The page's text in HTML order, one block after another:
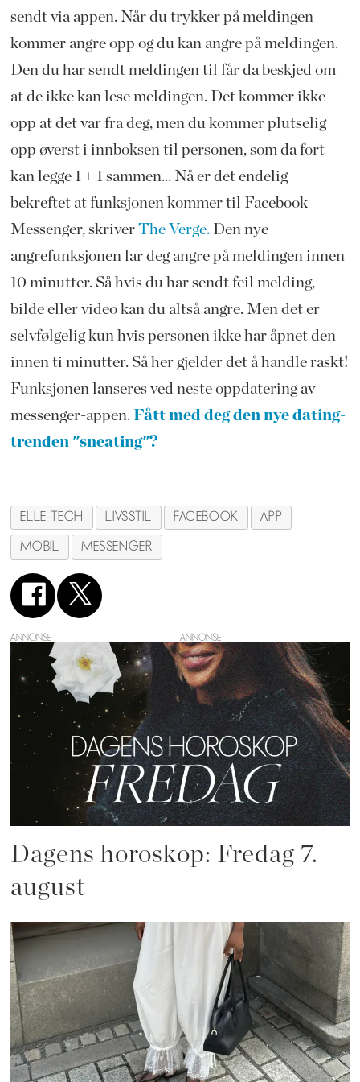
sendt via appen. Når du trykker på meldingen
kommer angre opp og du kan angre på meldingen.
Den du har sendt meldingen til får da beskjed om
at de ikke kan lese meldingen. Det kommer ikke
opp at det var fra deg, men du kommer plutselig
opp øverst i innboksen til personen, som da fort
kan legge 1 + 1 sammen... Nå er det endelig
bekreftet at funksjonen kommer til Facebook
Messenger, skriverThe Verge. Den nye
angrefunksjonen lar deg angre på meldingen innen
10 minutter. Så hvis du har sendt feil melding,
bilde eller video kan du altså angre. Men det er
selvfølgelig kun hvis personen ikke har åpnet den
innen ti minutter. Så her gjelder det å handle raskt!
Funksjonen lanseres ved neste oppdatering av
messenger-appen.Fått med deg den nye dating-
trenden "sneating"?
ELLE-TECH LIVSSTIL FACEBOOK
APP
MOBIL
MESSENGER
ANNONSE
Dagens horoskop: Fredag 7.
august